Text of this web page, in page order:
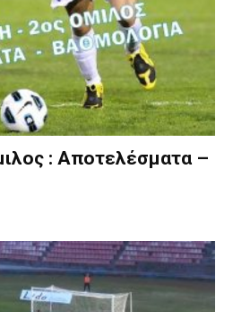
: Αποτελέσματα –